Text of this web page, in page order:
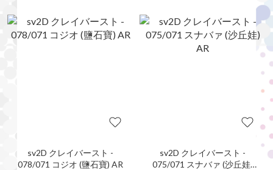
sv2D クレイバースト -
078/071 コジオ (鹽石寶) AR
sv2D クレイバースト -
075/071 スナバァ (沙丘娃)